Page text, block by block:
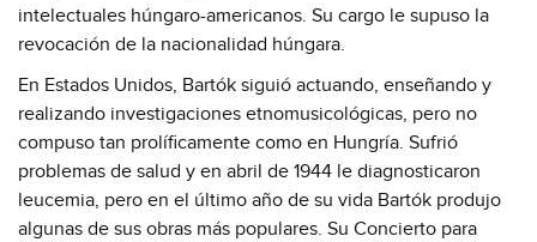
intelectuales húngaro-americanos. Su cargo le supuso la
revocación de la nacionalidad húngara.
En Estados Unidos, Bartók siguió actuando, enseñando y
realizando investigaciones etnomusicológicas, pero no
compuso tan prolíficamente como en Hungría. Sufrió
problemas de salud y en abril de 1944 le diagnosticaron
leucemia, pero en el último año de su vida Bartók produjo
algunas de sus obras más populares. Su Concierto para